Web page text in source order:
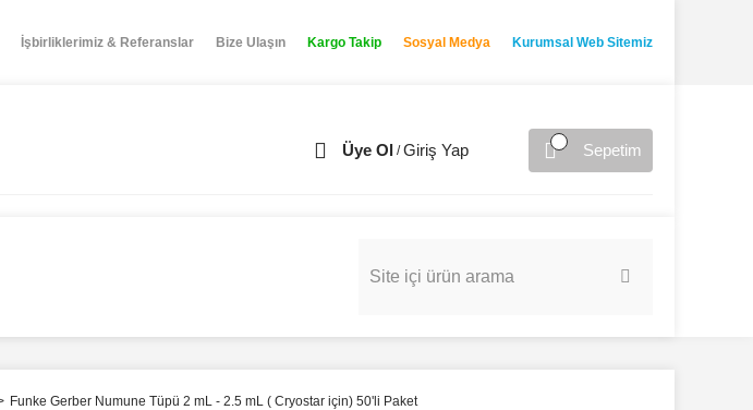
İşbirliklerimiz & Referanslar Bize Ulaşın Kargo Takip Sosyal Medya Kurumsal Web Sitemiz
Üye Ol / Giriş Yap Sepetim
Funke Gerber Numune Tüpü 2 mL - 2.5 mL ( Cryostar için) 50'li Paket